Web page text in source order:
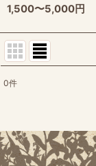
1,500〜5,000円
並び順:
0件